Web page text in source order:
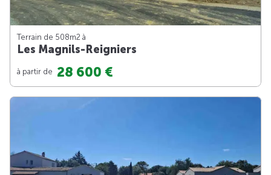
Terrain de 508m2 à
Les Magnils-Reigniers
à partir de 28 600 €